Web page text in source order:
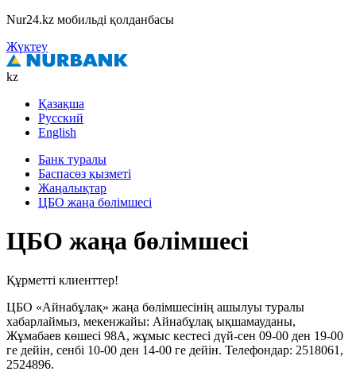
Nur24.kz мобильді қолданбасы
Жүктеу
kz
Қазақша
Русский
English
Банк туралы
Баспасөз қызметі
Жаңалықтар
ЦБО жаңа бөлімшесі
ЦБО жаңа бөлімшесі
Құрметті клиенттер!
ЦБО «Айнабұлақ» жаңа бөлімшесінің ашылуы туралы
хабарлаймыз, мекенжайы: Айнабұлақ ықшамауданы,
Жұмабаев көшесі 98А, жұмыс кестесі дүй-сен 09-00 ден 19-00
ге дейін, сенбі 10-00 ден 14-00 ге дейін. Телефондар: 2518061,
2524896.